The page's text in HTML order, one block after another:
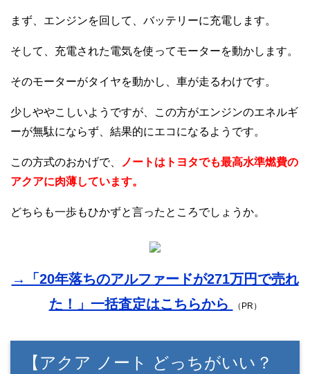
まず、エンジンを回して、バッテリーに充電します。
そして、充電された電気を使ってモーターを動かします。
そのモーターがタイヤを動かし、車が走るわけです。
少しややこしいようですが、この方がエンジンのエネルギ
ーが無駄にならず、結果的にエコになるようです。
この方式のおかげで、
ノートはトヨタでも最高水準燃費の
アクアに肉薄しています。
どちらも一歩もひかずと言ったところでしょうか。
→「20年落ちのアルファードが271万円で売れ
た！」一括査定はこちらから
（PR）
【アクア ノート どっちがいい？